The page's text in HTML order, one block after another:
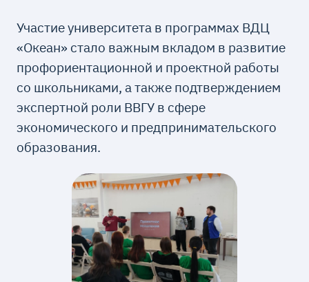
Участие университета в программах ВДЦ
«Океан» стало важным вкладом в развитие
профориентационной и проектной работы
со школьниками, а также подтверждением
экспертной роли ВВГУ в сфере
экономического и предпринимательского
образования.